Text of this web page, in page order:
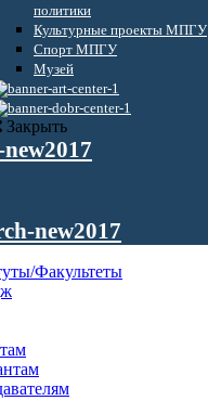
политики
Культурные проекты МПГУ
Спорт МПГУ
Музей
Закрыть
Факультеты